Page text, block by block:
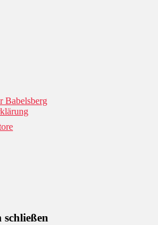
Babelsberg
schließen